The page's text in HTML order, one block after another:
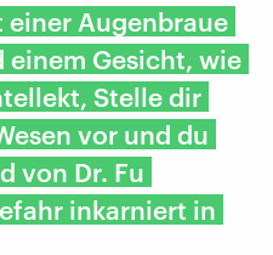
Augenbraue
einem Gesicht, wie
Stelle dir
vor und du
von Dr. Fu
inkarniert in